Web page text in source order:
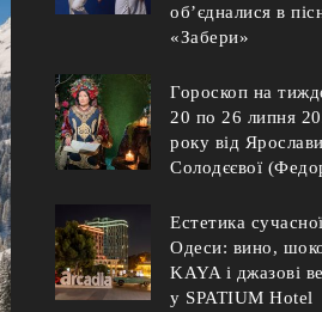
об’єдналися в
«Забери»
Гороскоп на
20 по 26 липня
року від Ярослави
Солодєєвої
Естетика сучасної
Одеси: вино,
KAYA і джазові
у SPATIUM Hotel